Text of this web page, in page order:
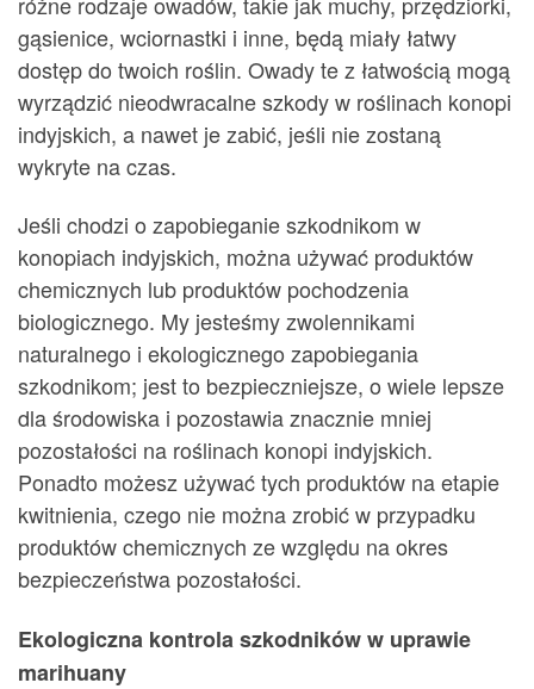
gąsienice, wciornastki i inne, będą miały łatwy
dostęp do twoich roślin. Owady te z łatwością mogą
wyrządzić nieodwracalne szkody w roślinach konopi
indyjskich, a nawet je zabić, jeśli nie zostaną
wykryte na czas.
Jeśli chodzi o zapobieganie szkodnikom w
konopiach indyjskich, można używać produktów
chemicznych lub produktów pochodzenia
biologicznego. My jesteśmy zwolennikami
naturalnego i ekologicznego zapobiegania
szkodnikom; jest to bezpieczniejsze, o wiele lepsze
dla środowiska i pozostawia znacznie mniej
pozostałości na roślinach konopi indyjskich.
Ponadto możesz używać tych produktów na etapie
kwitnienia, czego nie można zrobić w przypadku
produktów chemicznych ze względu na okres
bezpieczeństwa pozostałości.
Ekologiczna kontrola szkodników w uprawie
marihuany